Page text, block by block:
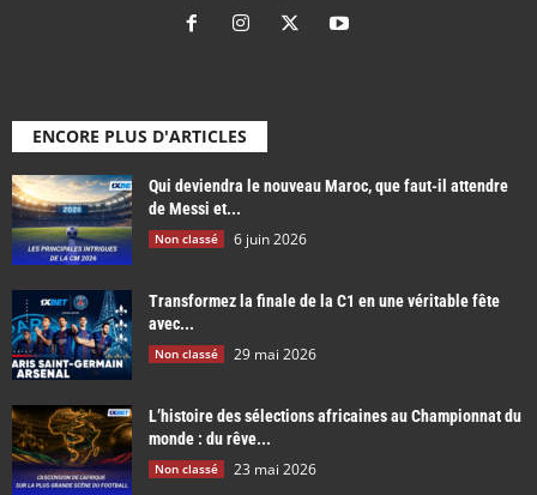
ENCORE PLUS D'ARTICLES
Qui deviendra le nouveau Maroc, que faut-il attendre
de Messi et...
Non classé 6 juin 2026
Transformez la finale de la C1 en une véritable fête
avec...
Non classé 29 mai 2026
L’histoire des sélections africaines au Championnat du
monde : du rêve...
Non classé 23 mai 2026